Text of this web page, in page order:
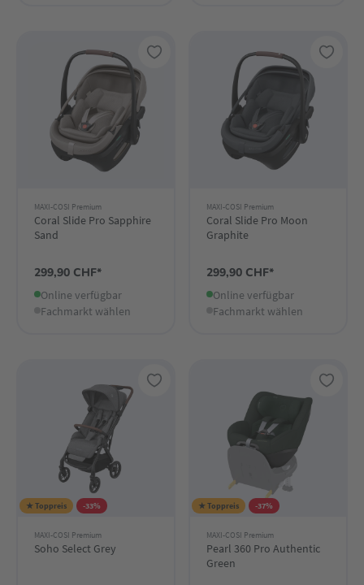
MAXI-COSI Premium
Coral Slide Pro Sapphire
Sand
299,90 CHF*
Online verfügbar
Fachmarkt wählen
MAXI-COSI Premium
Coral Slide Pro Moon
Graphite
299,90 CHF*
Online verfügbar
Fachmarkt wählen
★ Toppreis -33%
MAXI-COSI Premium
Soho Select Grey
★ Toppreis -37%
MAXI-COSI Premium
Pearl 360 Pro Authentic
Green